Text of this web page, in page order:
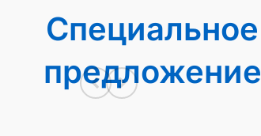
Специальное
предложение